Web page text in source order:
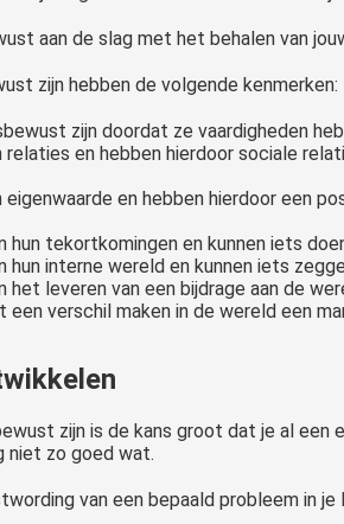
aan de slag met het behalen van
zijn hebben de volgende kenmerken:
zijn doordat ze vaardigheden
relaties en hebben hierdoor sociale
eigenwaarde en hebben hierdoor een
hun tekortkomingen en kunnen iets
hun interne wereld en kunnen iets
het leveren van een bijdrage aan de
een verschil maken in de wereld een
zijn is de kans groot dat je al
niet zo goed wat.
van een bepaald probleem in